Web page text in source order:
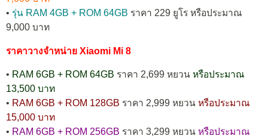
• รุ่น RAM 4GB + ROM 64GB ราคา 229 ยูโร หรือประมาณ
9,000 บาท
ราคาวางจำหน่าย Xiaomi Mi 8
• RAM 6GB + ROM 64GB ราคา 2,699 หยวน หรือประมาณ
13,500 บาท
• RAM 6GB + ROM 128GB ราคา 2,999 หยวน หรือประมาณ
15,000 บาท
• RAM 6GB + ROM 256GB ราคา 3,299 หยวน หรือประมาณ